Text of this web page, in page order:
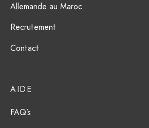
AIDE
FAQ’s
Allemande au Maroc
Recrutement
Contact